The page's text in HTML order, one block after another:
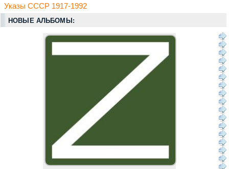
Указы СССР 1917-1992
НОВЫЕ АЛЬБОМЫ: